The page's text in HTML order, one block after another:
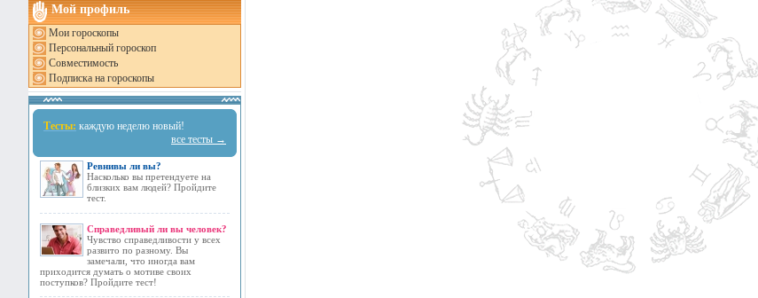
Мой профиль
Мои гороскопы
Персональный гороскоп
Совместимость
Подписка на гороскопы
Тесты: каждую неделю новый!
все тесты →
Ревнивы ли вы?
Насколько вы претендуете на
близких вам людей? Пройдите
тест.
Справедливый ли вы человек?
Чувство справедливости у всех
развито по разному. Вы
замечали, что иногда вам
приходится думать о мотиве своих
поступков? Пройдите тест!